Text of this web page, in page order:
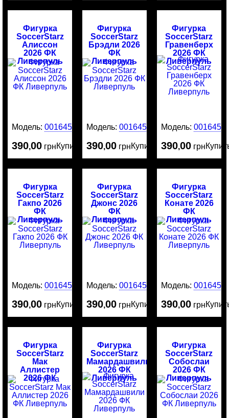
Фигурка
SoccerStarz
Алиссон
2026 ФК
Ливерпуль
Модель:0016456
390,00 грнКупить
Фигурка
SoccerStarz
Брэдли 2026
ФК
Ливерпуль
Модель:0016455
390,00 грнКупить
Фигурка
SoccerStarz
Гравенберх
2026 ФК
Ливерпуль
Модель: 0016454
390,00 грн
Фигурка
SoccerStarz
Гакпо 2026
ФК
Ливерпуль
Модель:0016453
390,00 грнКупить
Фигурка
SoccerStarz
Джонс 2026
ФК
Ливерпуль
Модель:0016452
390,00 грнКупить
Фигурка
SoccerStarz
Конате 2026
ФК
Ливерпуль
Модель: 0016451
390,00 грн
Фигурка
SoccerStarz
Мак
Аллистер
2026 ФК
Ливерпуль
Фигурка
SoccerStarz
Мамардашвили
2026 ФК
Ливерпуль
Фигурка
SoccerStarz
Собослаи
2026 ФК
Ливерпуль